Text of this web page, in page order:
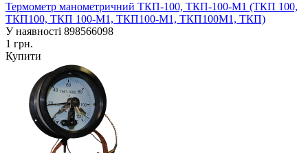
Термометр манометричний ТКП-100, ТКП-100-М1 (ТКП 100,
ТКП100, ТКП 100-М1, ТКП100-М1, ТКП100М1, ТКП)
У наявності 898566098
1 грн.
Купити